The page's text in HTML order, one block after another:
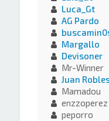
Luca_Gt
AG Pardo
Margallo
Devisoner
Mr-Winner
Juan
Mamadou
enzzoperez
peporro